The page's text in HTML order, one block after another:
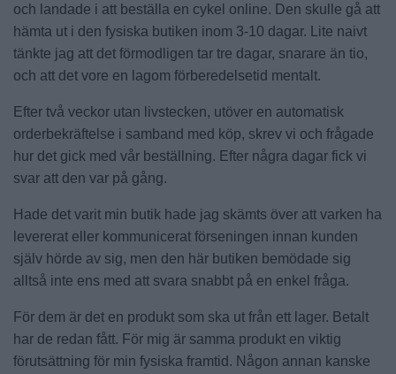
och landade i att beställa en cykel online. Den skulle gå att
hämta ut i den fysiska butiken inom 3-10 dagar. Lite naivt
tänkte jag att det förmodligen tar tre dagar, snarare än tio,
och att det vore en lagom förberedelsetid mentalt.
Efter två veckor utan livstecken, utöver en automatisk
orderbekräftelse i samband med köp, skrev vi och frågade
hur det gick med vår beställning. Efter några dagar fick vi
svar att den var på gång.
Hade det varit min butik hade jag skämts över att varken ha
levererat eller kommunicerat förseningen innan kunden
själv hörde av sig, men den här butiken bemödade sig
alltså inte ens med att svara snabbt på en enkel fråga.
För dem är det en produkt som ska ut från ett lager. Betalt
har de redan fått. För mig är samma produkt en viktig
förutsättning för min fysiska framtid. Någon annan kanske